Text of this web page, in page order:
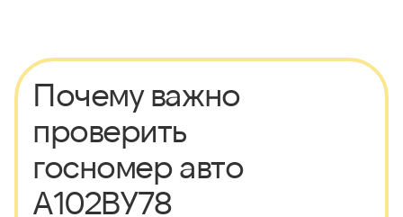
Почему важно
проверить
госномер авто
А102ВУ78